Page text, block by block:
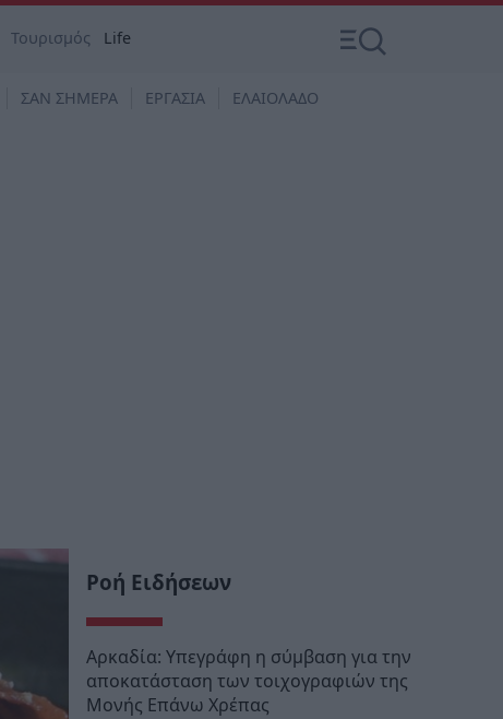
Τουρισμός Life
ΣΑΝ ΣΗΜΕΡΑ ΕΡΓΑΣΙΑ ΕΛΑΙΟΛΑΔΟ
Ροή Ειδήσεων
Αρκαδία: Υπεγράφη η σύμβαση για την
αποκατάσταση των τοιχογραφιών της
Μονής Επάνω Χρέπας